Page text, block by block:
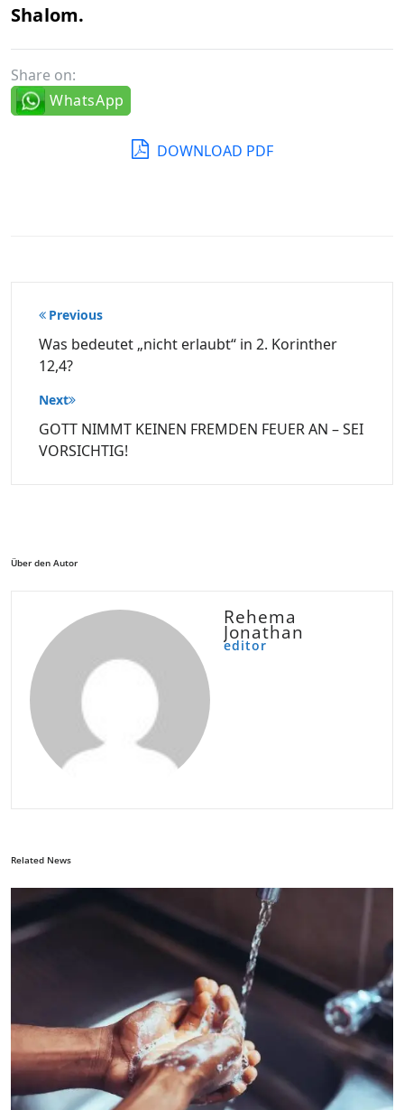
Shalom.
Share on:
WhatsApp
DOWNLOAD PDF
Beitragsnavigation
Previous
Was bedeutet „nicht erlaubt“ in 2. Korinther
12,4?
Next
GOTT NIMMT KEINEN FREMDEN FEUER AN – SEI
VORSICHTIG!
Über den Autor
Rehema
Jonathan
editor
Related News